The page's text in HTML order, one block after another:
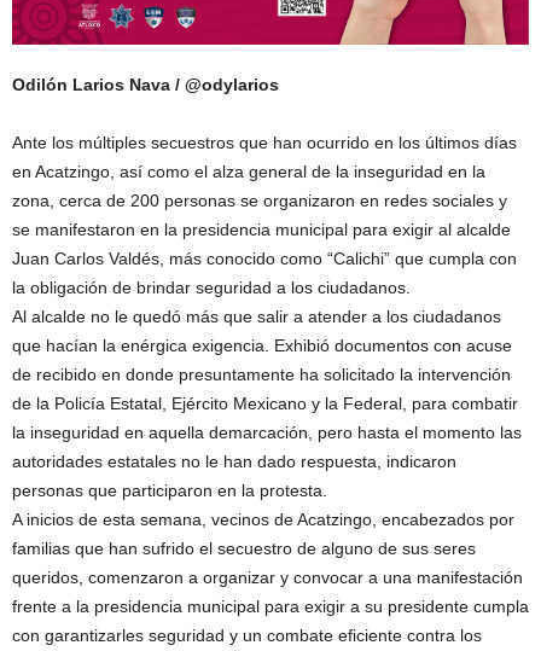
Odilón Larios Nava / @odylarios
Ante los múltiples secuestros que han ocurrido en los últimos días
en Acatzingo, así como el alza general de la inseguridad en la
zona, cerca de 200 personas se organizaron en redes sociales y
se manifestaron en la presidencia municipal para exigir al alcalde
Juan Carlos Valdés, más conocido como “Calichi” que cumpla con
la obligación de brindar seguridad a los ciudadanos.
Al alcalde no le quedó más que salir a atender a los ciudadanos
que hacían la enérgica exigencia. Exhibió documentos con acuse
de recibido en donde presuntamente ha solicitado la intervención
de la Policía Estatal, Ejército Mexicano y la Federal, para combatir
la inseguridad en aquella demarcación, pero hasta el momento las
autoridades estatales no le han dado respuesta, indicaron
personas que participaron en la protesta.
A inicios de esta semana, vecinos de Acatzingo, encabezados por
familias que han sufrido el secuestro de alguno de sus seres
queridos, comenzaron a organizar y convocar a una manifestación
frente a la presidencia municipal para exigir a su presidente cumpla
con garantizarles seguridad y un combate eficiente contra los